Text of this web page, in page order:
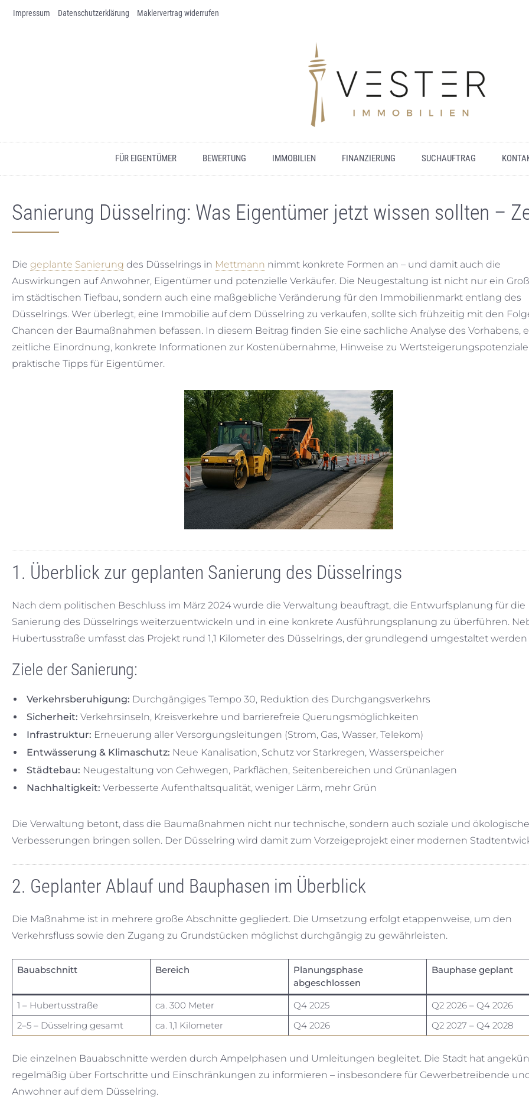
Skip to content
Impressum Datenschutz­erklärung Maklervertrag widerrufen
FÜR EIGENTÜMER BEWERTUNG IMMOBILIEN FINANZIERUNG SUCHAUFTRAG
Sanierung Düsselring: Was Eigentümer jetzt wissen sollten –
Die geplante Sanierung des Düsselrings in Mettmann nimmt konkrete Formen an – und damit auch die
Auswirkungen auf Anwohner, Eigentümer und potenzielle Verkäufer. Die Neugestaltung ist nicht nur ein
im städtischen Tiefbau, sondern auch eine maßgebliche Veränderung für den Immobilienmarkt entlang des
Düsselrings. Wer überlegt, eine Immobilie auf dem Düsselring zu verkaufen, sollte sich frühzeitig mit den
Chancen der Baumaßnahmen befassen. In diesem Beitrag finden Sie eine sachliche Analyse des Vorhabens,
zeitliche Einordnung, konkrete Informationen zur Kostenübernahme, Hinweise zu
praktische Tipps für Eigentümer.
1. Überblick zur geplanten Sanierung des Düsselrings
Nach dem politischen Beschluss im März 2024 wurde die Verwaltung beauftragt, die Entwurfsplanung für die
Sanierung des Düsselrings weiterzuentwickeln und in eine konkrete Ausführungsplanung zu überführen.
Hubertusstraße umfasst das Projekt rund 1,1 Kilometer des Düsselrings, der grundlegend umgestaltet werden
Ziele der Sanierung:
Verkehrsberuhigung: Durchgängiges Tempo 30, Reduktion des Durchgangsverkehrs
Sicherheit: Verkehrsinseln, Kreisverkehre und barrierefreie Querungsmöglichkeiten
Infrastruktur: Erneuerung aller Versorgungsleitungen (Strom, Gas, Wasser, Telekom)
Entwässerung & Klimaschutz: Neue Kanalisation, Schutz vor Starkregen, Wasserspeicher
Städtebau: Neugestaltung von Gehwegen, Parkflächen, Seitenbereichen und Grünanlagen
Nachhaltigkeit: Verbesserte Aufenthaltsqualität, weniger Lärm, mehr Grün
Die Verwaltung betont, dass die Baumaßnahmen nicht nur technische, sondern auch soziale und ökologische
Verbesserungen bringen sollen. Der Düsselring wird damit zum Vorzeigeprojekt einer modernen
2. Geplanter Ablauf und Bauphasen im Überblick
Die Maßnahme ist in mehrere große Abschnitte gegliedert. Die Umsetzung erfolgt etappenweise, um den
Verkehrsfluss sowie den Zugang zu Grundstücken möglichst durchgängig zu gewährleisten.
Bauabschnitt Bereich
Planungsphase
abgeschlossen
Bauphase geplant
1 – Hubertusstraße ca. 300 Meter Q4 2025
Q2 2026 – Q4 2026
2–5 – Düsselring gesamt
ca. 1,1 Kilometer Q4 2026 Q2 2027 – Q4 2028
Die einzelnen Bauabschnitte werden durch Ampelphasen und Umleitungen begleitet. Die Stadt hat
regelmäßig über Fortschritte und Einschränkungen zu informieren – insbesondere für Gewerbetreibende
Anwohner auf dem Düsselring.